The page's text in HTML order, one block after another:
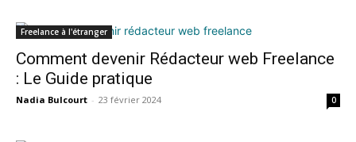
Freelance à l'étranger
Comment devenir Rédacteur web Freelance
: Le Guide pratique
Nadia Bulcourt - 23 février 2024 0